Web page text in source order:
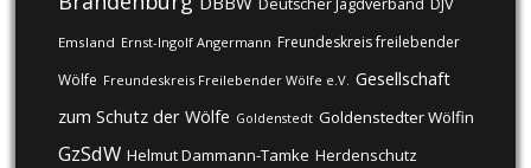
Emsland Ernst-Ingolf Angermann Freundeskreis freilebender
Wölfe Freundeskreis Freilebender Wölfe e.V. Gesellschaft
zum Schutz der Wölfe Goldenstedt Goldenstedter Wölfin
GzSdW Helmut Dammann-Tamke Herdenschutz